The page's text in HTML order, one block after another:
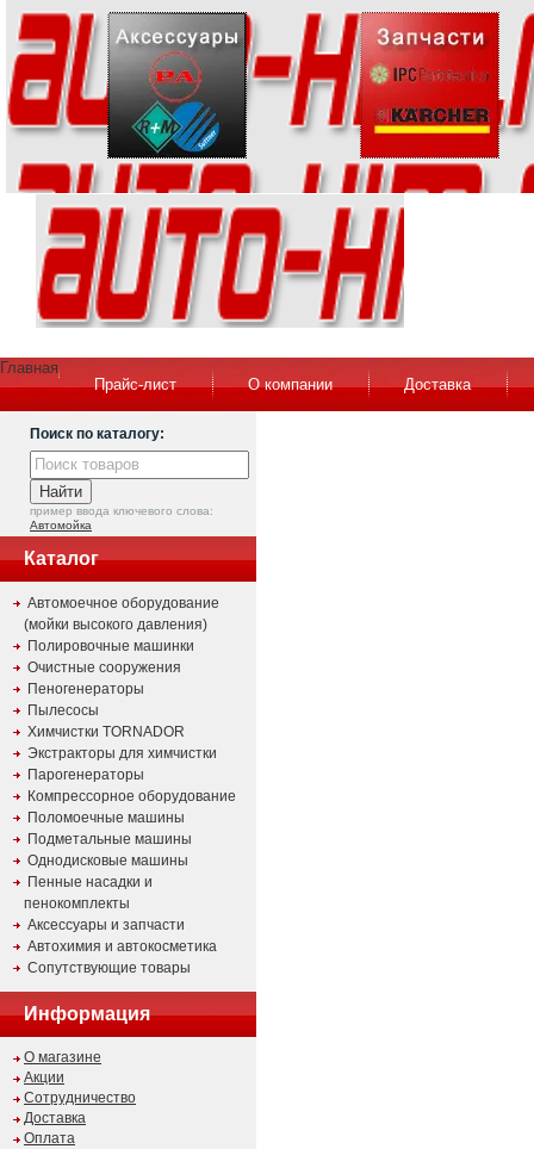
Главная
Прайс-лист
О компании Доставка
Поиск по каталогу:
пример ввода ключевого слова:
Автомойка
Каталог
Автомоечное оборудование
(мойки высокого давления)
Полировочные машинки
Очистные сооружения
Пеногенераторы
Пылесосы
Химчистки TORNADOR
Экстракторы для химчистки
Парогенераторы
Компрессорное оборудование
Поломоечные машины
Подметальные машины
Однодисковые машины
Пенные насадки и
пенокомплекты
Аксессуары и запчасти
Автохимия и автокосметика
Сопутствующие товары
Информация
О магазине
Акции
Сотрудничество
Доставка
Оплата